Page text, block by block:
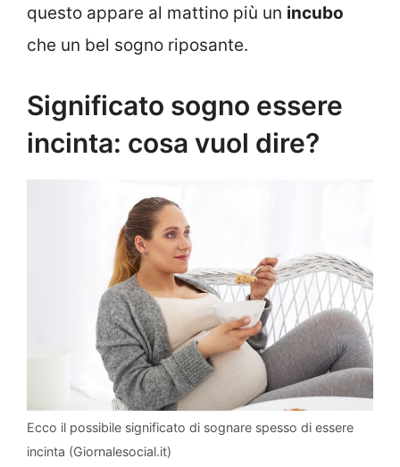
questo appare al mattino più un incubo
che un bel sogno riposante.
Significato sogno essere
incinta: cosa vuol dire?
Ecco il possibile significato di sognare spesso di essere
incinta (Giornalesocial.it)